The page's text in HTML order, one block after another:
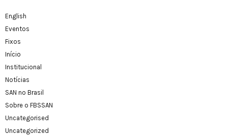
English
Eventos
Fixos
Início
Institucional
Notícias
SAN no Brasil
Sobre o FBSSAN
Uncategorised
Uncategorized